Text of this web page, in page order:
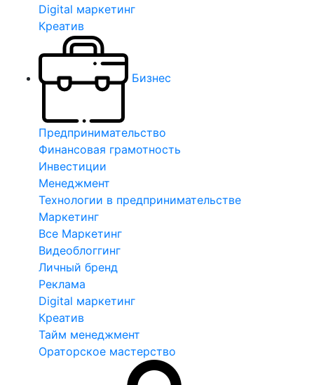
Digital маркетинг
Креатив
Бизнес
Предпринимательство
Финансовая грамотность
Инвестиции
Менеджмент
Технологии в предпринимательстве
Маркетинг
Все Маркетинг
Видеоблоггинг
Личный бренд
Реклама
Digital маркетинг
Креатив
Тайм менеджмент
Ораторское мастерство